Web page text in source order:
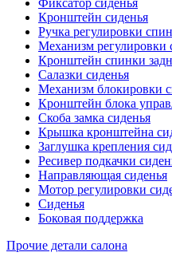
Кронштейн сиденья
Ручка регулировки
Механизм регулировки
Кронштейн спинки
Салазки сиденья
Механизм блокировки
Кронштейн блока
Скоба замка сиденья
Крышка кронштейна
Заглушка крепления
Ресивер подкачки
Направляющая сиденья
Мотор регулировки
Сиденья
Боковая поддержка
Прочие детали салона